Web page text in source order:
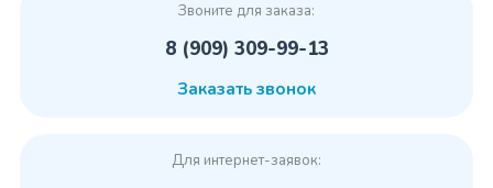
Звоните для заказа:
8 (909) 309-99-13
Заказать звонок
Для интернет-заявок: